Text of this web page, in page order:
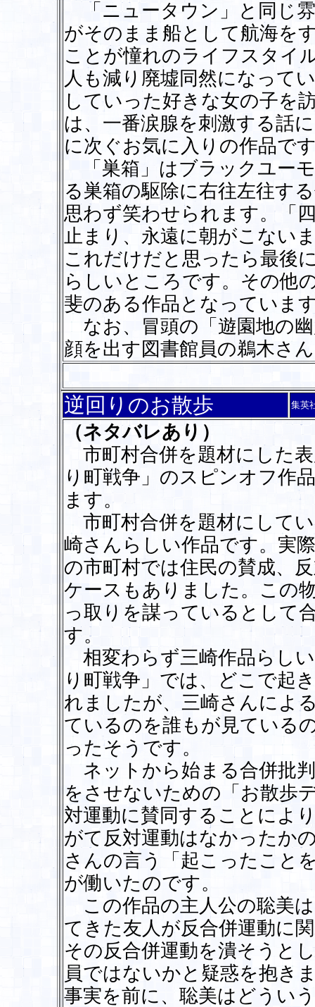
「ニュータウン」と同じ
がそのまま船として航海を
ことが憧れのライフスタイ
人も減り廃墟同然になって
していった好きな女の子を
は、一番涙腺を刺激する話
に次ぐお気に入りの作品で
「巣箱」はブラックユー
る巣箱の駆除に右往左往す
思わず笑わせられます。「
止まり、永遠に朝がこない
これだけだと思ったら最後
らしいところです。その他
斐のある作品となっていま
なお、冒頭の「遊園地の
顔を出す図書館員の鵜木さ
逆回りのお散歩 集英
（ネタバレあり）
市町村合併を題材にした
り町戦争」のスピンオフ作
ます。
市町村合併を題材にして
崎さんらしい作品です。実
の市町村では住民の賛成、
ケースもありました。この
っ取りを謀っているとして
す。
相変わらず三崎作品らし
り町戦争」では、どこで起
れましたが、三崎さんによ
ているのを誰もが見ている
ったそうです。
ネットから始まる合併批
をさせないための「お散歩
対運動に賛同することによ
がて反対運動はなかったか
さんの言う「起こったこと
が働いたのです。
この作品の主人公の聡美
てきた友人が反合併運動に
その反合併運動を潰そうと
員ではないかと疑惑を抱き
事実を前に、聡美はどうい